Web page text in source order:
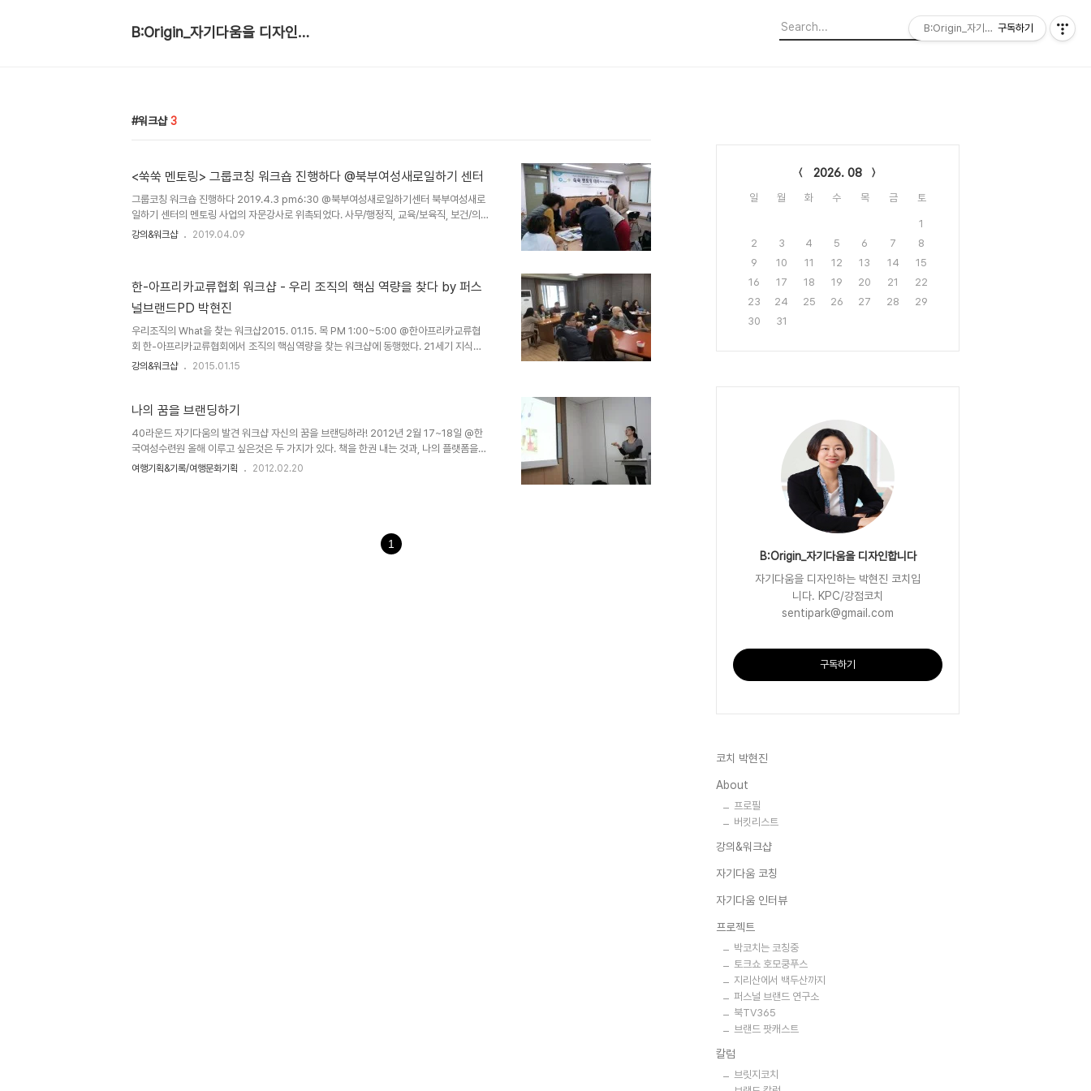
B:Origin_자기다움을 디자인합니다
워크샵 3
<쑥쑥 멘토링> 그룹코칭 워크숍 진행하다 @북부여성새로일하기 센터
그룹코칭 워크숍 진행하다 2019.4.3 pm6:30 @북부여성새로일하기센터 북부여성새로
일하기 센터의 멘토링 사업의 자문강사로 위촉되었다. 사무/행정직, 교육/보육직, 보건/의
료직, 강사직, 창업 등 경력을 보유한 멘토와 이제 막 시작하는 멘티를 매칭하여 멘토의 노
공적인 멘토링 결과를 낼수 있도록 한다. 멘토-멘티의 상견례 이후, 그림카드를 활용해 을
정의해본다. 다들 탁월한 문장력의 소유자였다. 그룹이 정의한 멘토링의 의미에 맞게 실행
계획을 구..
강의&워크샵 2019.04.09
한-아프리카교류협회 워크샵 - 우리 조직의 핵심 역량을 찾다 by 퍼스
널브랜드PD 박현진
우리조직의 What을 찾는 워크샵2015. 01.15. 목 PM 1:00~5:00 @한아프리카교류협
회 한-아프리카교류협회에서 조직의 핵심역량을 찾는 워크샵에 동행했다. 21세기 지식창
조사회가 요구하는 인재의 조건은 무엇일까? 이 조직에서 나 아니면 안 되는, 나의 핵심역
네비게이터가 된다. 네비게이터의 안내에 따라 눈을 감은 사람이 무사히 미로를 빠져나올
해했다. 우리 조직의 핵심역량은 무엇인가? 나의 핵심역량 세 가지를 찾고, 팀에서 공유한
다...
강의&워크샵 2015.01.15
나의 꿈을 브랜딩하기
40라운드 자기다움의 발견 워크샵 자신의 꿈을 브랜딩하라! 2012년 2월 17~18일 @한
국여성수련원 올해 이루고 싶은것은 두 가지가 있다. 책을 한권 내는 것과, 나의 플랫폼을
갖는 것. 어쩌면 두가지를 모두 이루는 것은 불가능할지도 모른다. 책이나 플랫폼이나 그보
한다. 이 워크샵의 발표를 위해 나는 장시간 고민해야 했다. 그동안 내가 돌아온 길과 내..
여행기획&기록/여행문화기획 2012.02.20
1
2026. 08
일 월 화 수 목 금 토
1
2
3 4 5 6 7
8
9
10 11 12 13 14
15
16
17 18 19 20 21
22
23
24 25 26 27 28
29
30
31
B:Origin_자기다움을 디자인합니다
자기다움을 디자인하는 박현진 코치입
니다. KPC/강점코치
sentipark@gmail.com
구독하기
코치 박현진
About
프로필
버킷리스트
강의&워크샵
자기다움 코칭
자기다움 인터뷰
프로젝트
박코치는 코칭중
토크쇼 호모쿵푸스
지리산에서 백두산까지
퍼스널 브랜드 연구소
북TV365
브랜드 팟캐스트
칼럼
브릿지코치
B:Origin_자기다움을 디자인합니다
구독하기